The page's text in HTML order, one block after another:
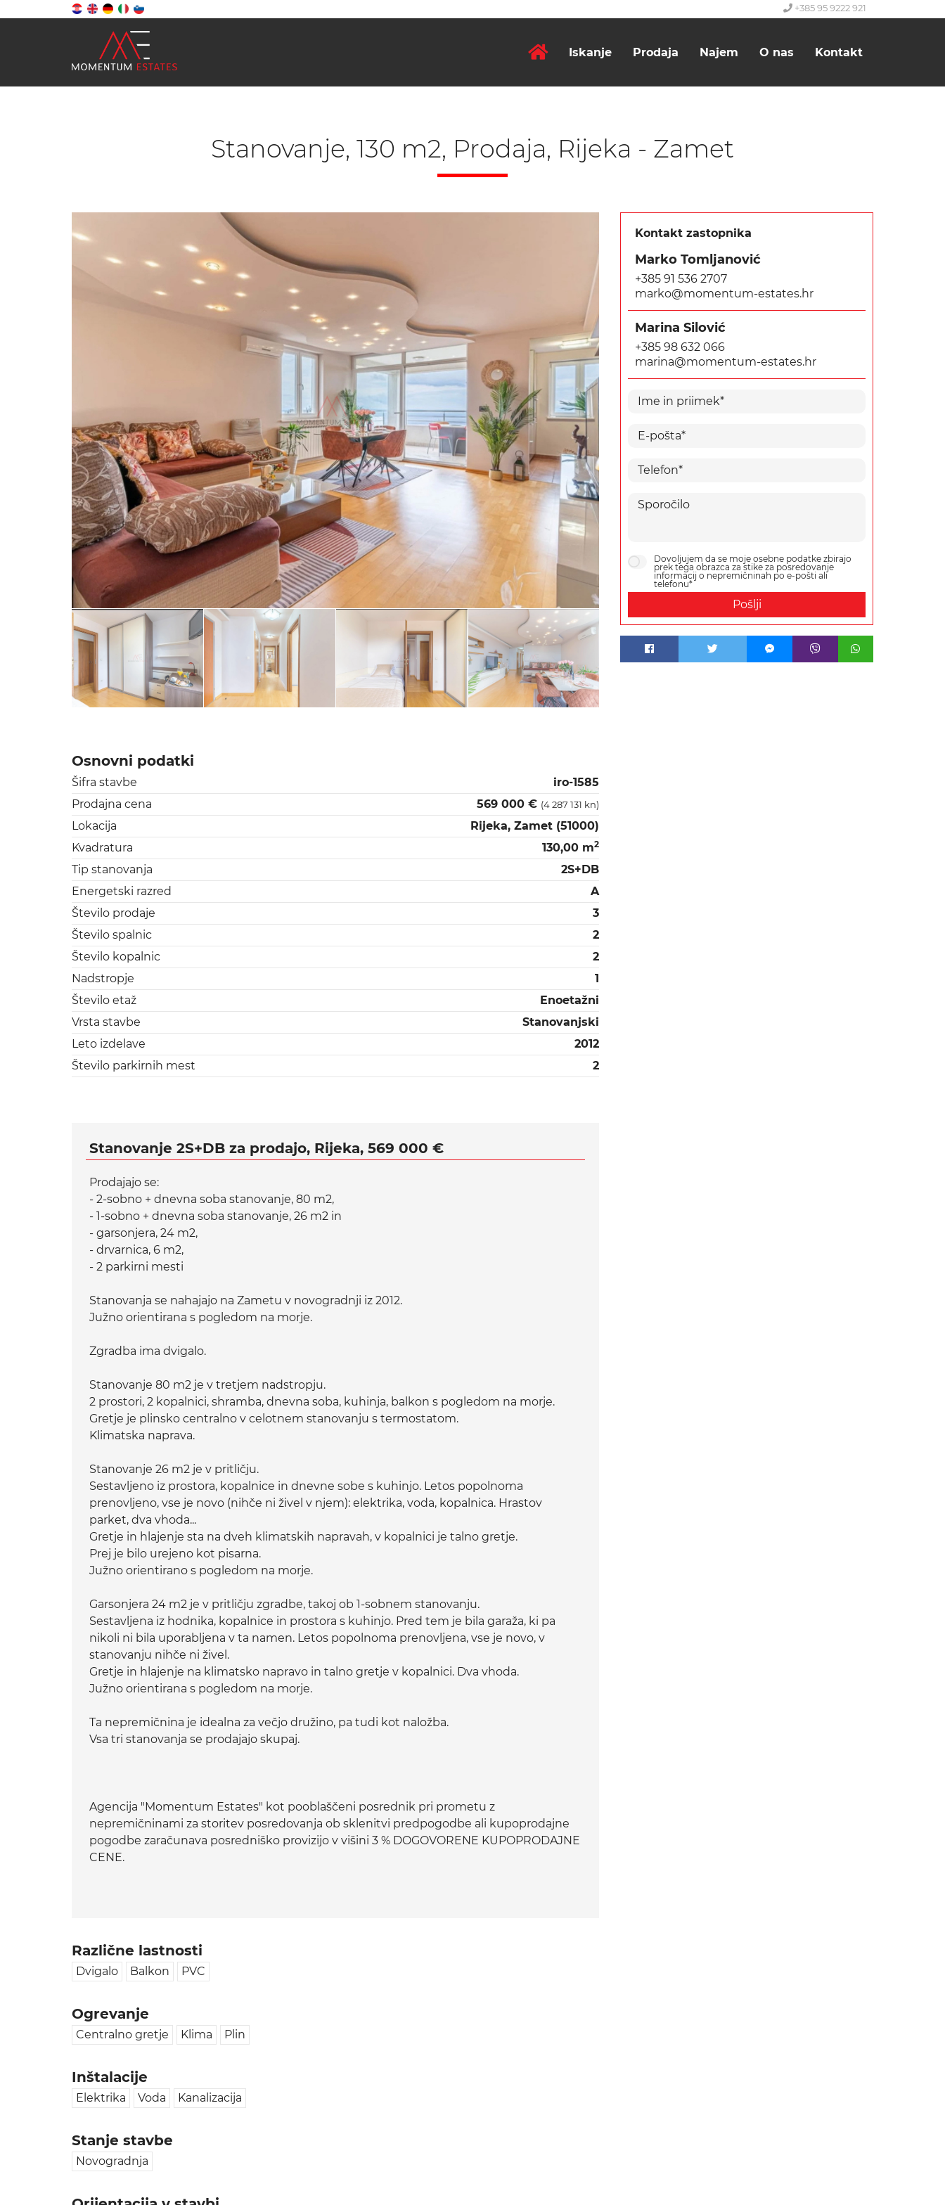
+385 95 9222 921
Iskanje Prodaja Najem O nas Kontakt
Stanovanje, 130 m2, Prodaja, Rijeka - Zamet
Osnovni podatki
Šifra stavbe
iro-1585
Prodajna cena
569 000 € (4 287 131 kn)
Lokacija
Rijeka, Zamet (51000)
Kvadratura
130,00 m2
Tip stanovanja
2S+DB
Energetski razred
A
Število prodaje
3
Število spalnic
2
Število kopalnic
2
Nadstropje
1
Število etaž
Enoetažni
Vrsta stavbe
Stanovanjski
Leto izdelave
2012
Število parkirnih mest
2
Stanovanje 2S+DB za prodajo, Rijeka, 569 000 €
Prodajajo se:
- 2-sobno + dnevna soba stanovanje, 80 m2,
- 1-sobno + dnevna soba stanovanje, 26 m2 in
- garsonjera, 24 m2,
- drvarnica, 6 m2,
- 2 parkirni mesti
Stanovanja se nahajajo na Zametu v novogradnji iz 2012.
Južno orientirana s pogledom na morje.
Zgradba ima dvigalo.
Stanovanje 80 m2 je v tretjem nadstropju.
2 prostori, 2 kopalnici, shramba, dnevna soba, kuhinja, balkon s pogledom na morje.
Gretje je plinsko centralno v celotnem stanovanju s termostatom.
Klimatska naprava.
Stanovanje 26 m2 je v pritličju.
Sestavljeno iz prostora, kopalnice in dnevne sobe s kuhinjo. Letos popolnoma
prenovljeno, vse je novo (nihče ni živel v njem): elektrika, voda, kopalnica. Hrastov
parket, dva vhoda...
Gretje in hlajenje sta na dveh klimatskih napravah, v kopalnici je talno gretje.
Prej je bilo urejeno kot pisarna.
Južno orientirano s pogledom na morje.
Garsonjera 24 m2 je v pritličju zgradbe, takoj ob 1-sobnem stanovanju.
Sestavljena iz hodnika, kopalnice in prostora s kuhinjo. Pred tem je bila garaža, ki pa
nikoli ni bila uporabljena v ta namen. Letos popolnoma prenovljena, vse je novo, v
stanovanju nihče ni živel.
Gretje in hlajenje na klimatsko napravo in talno gretje v kopalnici. Dva vhoda.
Južno orientirana s pogledom na morje.
Ta nepremičnina je idealna za večjo družino, pa tudi kot naložba.
Vsa tri stanovanja se prodajajo skupaj.
Agencija "Momentum Estates" kot pooblaščeni posrednik pri prometu z
nepremičninami za storitev posredovanja ob sklenitvi predpogodbe ali kupoprodajne
pogodbe zaračunava posredniško provizijo v višini 3 % DOGOVORENE KUPOPRODAJNE
CENE.
Različne lastnosti
Dvigalo Balkon PVC
Ogrevanje
Centralno gretje Klima Plin
Inštalacije
Elektrika Voda Kanalizacija
Stanje stavbe
Novogradnja
Kontakt zastopnika
Marko Tomljanović
+385 91 536 2707
marko@momentum-estates.hr
Marina Silović
+385 98 632 066
marina@momentum-estates.hr
Dovoljujem da se moje osebne podatke zbirajo
prek tega obrazca za stike za posredovanje
informacij o nepremičninah po e-pošti ali
telefonu*
Pošlji